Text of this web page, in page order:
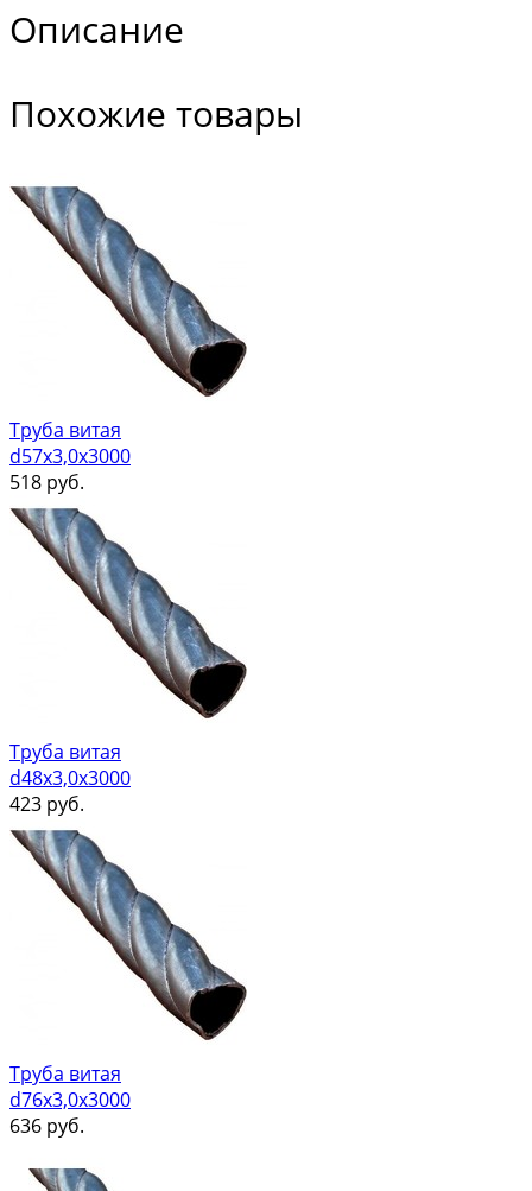
Описание
Похожие товары
Труба витая
d57х3,0х3000
518 руб.
Труба витая
d48х3,0х3000
423 руб.
Труба витая
d76х3,0х3000
636 руб.